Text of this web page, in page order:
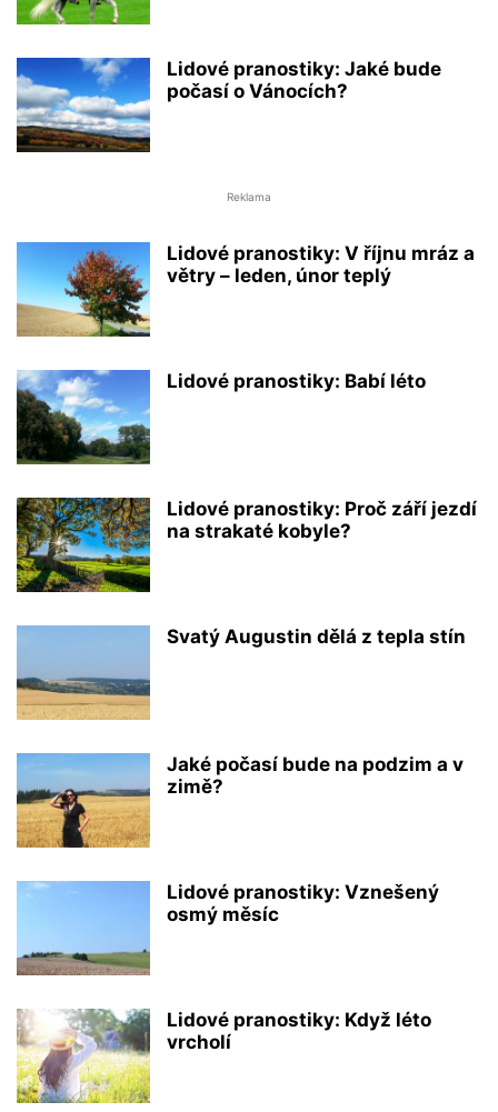
Lidové pranostiky: Jaké bude
počasí o Vánocích?
Reklama
Lidové pranostiky: V říjnu mráz a
větry – leden, únor teplý
Lidové pranostiky: Babí léto
Lidové pranostiky: Proč září jezdí
na strakaté kobyle?
Svatý Augustin dělá z tepla stín
Jaké počasí bude na podzim a v
zimě?
Lidové pranostiky: Vznešený
osmý měsíc
Lidové pranostiky: Když léto
vrcholí